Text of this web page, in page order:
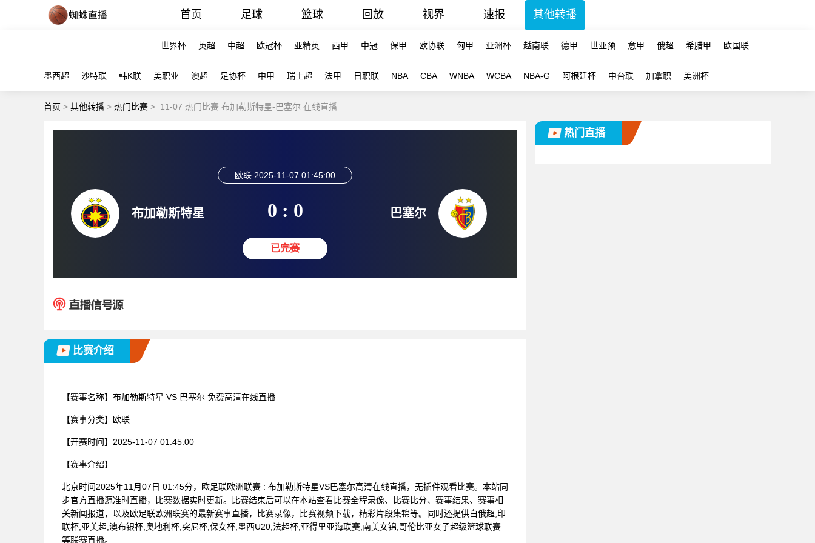
首页 足球 篮球 回放 视界 速报 其他转播
世界杯 英超 中超 欧冠杯 亚精英 西甲 中冠 保甲 欧协联 匈甲 亚洲杯 越南联 德甲 世亚预 意甲 俄超 希腊甲 欧国联
墨西超 沙特联 韩K联 美职业 澳超 足协杯 中甲 瑞士超 法甲 日职联 NBA CBA WNBA WCBA NBA-G 阿根廷杯 中台联 加拿职 美洲杯
首页 > 其他转播 > 热门比赛 > 11-07 热门比赛 布加勒斯特星-巴塞尔 在线直播
布加勒斯特星
欧联 2025-11-07 01:45:00
0 : 0
已完赛
巴塞尔
比赛介绍
【赛事名称】 布加勒斯特星 VS 巴塞尔 免费高清在线直播
【赛事分类】 欧联
【开赛时间】 2025-11-07 01:45:00
【赛事介绍】
北京时间2025年11月07日 01:45分，欧足联欧洲联赛 : 布加勒斯特星VS巴塞尔高清在线直播，无插件观看比赛。本站同
步官方直播源准时直播，比赛数据实时更新。比赛结束后可以在本站查看比赛全程录像、比赛比分、赛事结果、赛事相
关新闻报道，以及欧足联欧洲联赛的最新赛事直播，比赛录像，比赛视频下载，精彩片段集锦等。同时还提供白俄超,印
联杯,亚美超,澳布银杯,奥地利杯,突尼杯,保女杯,墨西U20,法超杯,亚得里亚海联赛,南美女锦,哥伦比亚女子超级篮球联赛
等联赛直播。
热门直播